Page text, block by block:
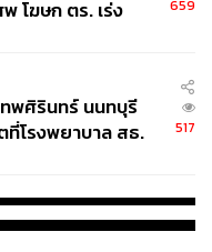
โฆษก ตร. เร่ง
659
พศิรินทร์ นนทบุรี
ที่โรงพยาบาล สธ.
517